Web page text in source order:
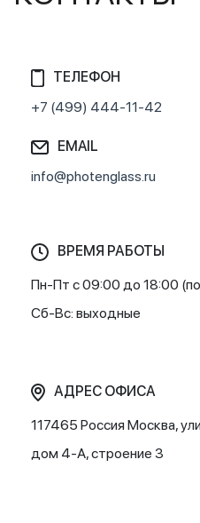
ТЕЛЕФОН
+7 (499) 444-11-42
EMAIL
info@photenglass.ru
ВРЕМЯ РАБОТЫ
Пн-Пт с 09:00 до 18:00
Сб-Вс: выходные
АДРЕС ОФИСА
117465 Россия Москва,
дом 4-А, строение 3